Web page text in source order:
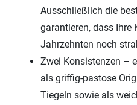
Ausschließlich die
garantieren, dass Ihre
Jahrzehnten noch
Zwei Konsistenzen –
als griffig-pastose
Tiegeln sowie als